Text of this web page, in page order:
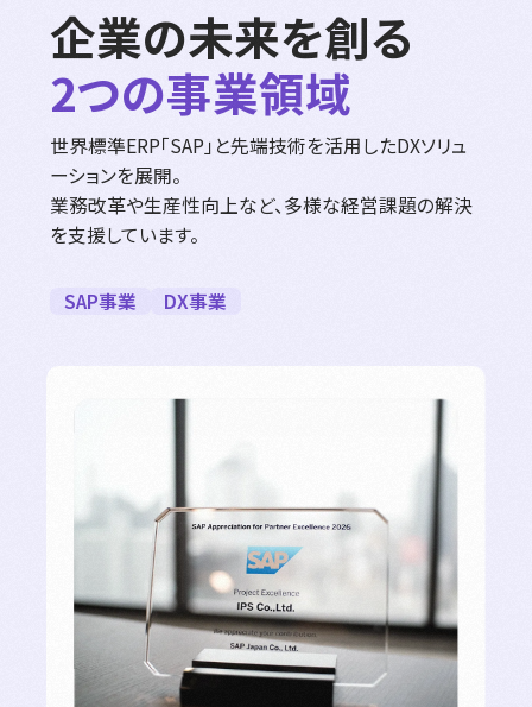
企業の未来を創る
2つの事業領域
世界標準ERP「SAP」と先端技術を活用したDXソリュ
ーションを展開。
業務改革や生産性向上など、多様な経営課題の解決
を支援しています。
SAP事業 DX事業